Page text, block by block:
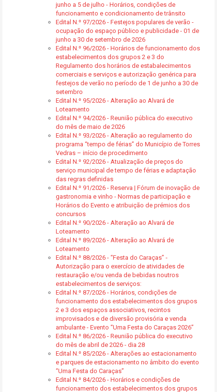
junho a 5 de julho - Horários, condições de
funcionamento e condicionamento de trânsito
Edital N.º 97/2026 - Festejos populares de verão -
ocupação do espaço público e publicidade - 01 de
junho a 30 de setembro de 2026
Edital N.º 96/2026 - Horários de funcionamento dos
estabelecimentos dos grupos 2 e 3 do
Regulamento dos horários de estabalecimentos
comerciais e serviços e autorização genérica para
festejos de verão no período de 1 de junho a 30 de
setembro
Edital N.º 95/2026 - Alteração ao Alvará de
Loteamento
Edital N.º 94/2026 - Reunião pública do executivo
do mês de maio de 2026
Edital N.º 93/2026 - Alteração ao regulamento do
programa “tempo de férias” do Município de Torres
Vedras – início de procedimento
Edital N.º 92/2026 - Atualização de preços do
serviço municipal de tempo de férias e adaptação
das regras definidas
Edital N.º 91/2026 - Reserva | Fórum de inovação de
gastronomia e vinho - Normas de participação e
Horários do Evento e atribuição de prémios dos
concursos
Edital N.º 90/2026 - Alteração ao Alvará de
Loteamento
Edital N.º 89/2026 - Alteração ao Alvará de
Loteamento
Edital N.º 88/2026 - “Festa do Caraças” -
Autorização para o exercício de atividades de
restauração e/ou venda de bebidas noutros
estabelecimentos de serviços:
Edital N.º 87/2026 - Horários, condições de
funcionamento dos estabelecimentos dos grupos
2 e 3 dos espaços associativos, recintos
improvisados e de diversão provisória e venda
ambulante - Evento “Uma Festa do Caraças 2026”
Edital N.º 86/2026 - Reunião pública do executivo
do mês de abril de 2026 - dia 28
Edital N.º 85/2026 - Alterações ao estacionamento
e parques de estacionamento no âmbito do evento
“Uma Festa do Caraças”
Edital N.º 84/2026 - Horários e condições de
funcionamento dos estabelecimentos dos grupos